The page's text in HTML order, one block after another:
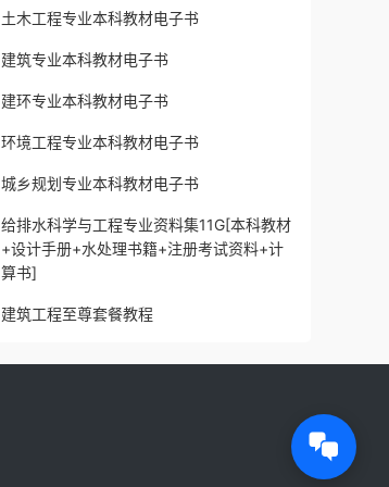
土木工程专业本科教材电子书
建筑专业本科教材电子书
建环专业本科教材电子书
环境工程专业本科教材电子书
城乡规划专业本科教材电子书
给排水科学与工程专业资料集11G[本科教材
+设计手册+水处理书籍+注册考试资料+计
算书]
建筑工程至尊套餐教程